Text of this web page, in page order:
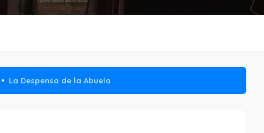
La Despensa de la Abuela